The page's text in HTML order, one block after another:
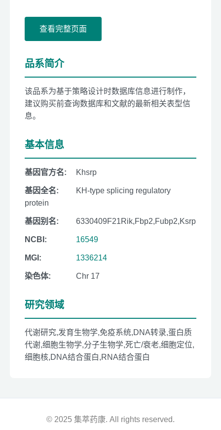
查看完整页面
品系简介
该品系为基于策略设计时数据库信息进行制作，
建议购买前查询数据库和文献的最新相关表型信
息。
基本信息
基因官方名: Khsrp
基因全名:
KH-type splicing regulatory
protein
基因别名: 6330409F21Rik,Fbp2,Fubp2,Ksrp
NCBI: 16549
MGI: 1336214
染色体: Chr 17
研究领域
代谢研究,发育生物学,免疫系统,DNA转录,蛋白质
代谢,细胞生物学,分子生物学,死亡/衰老,细胞定位,
细胞核,DNA结合蛋白,RNA结合蛋白
© 2025 集萃药康. All rights reserved.